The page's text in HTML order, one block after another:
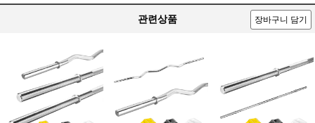
관련상품 장바구니 담기